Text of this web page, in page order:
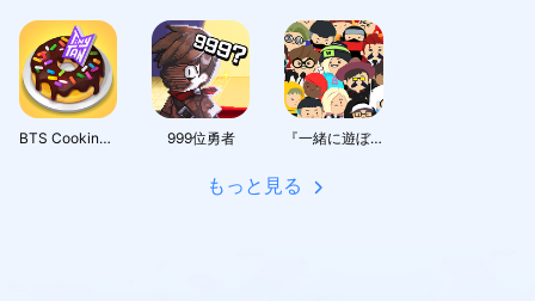
BTS Cooking On 999位勇者 『一緒に遊ぼう』：アバターで広がるソーシャルワールド
もっと見る